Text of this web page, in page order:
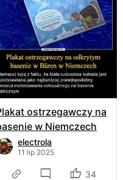
ostrzegawczy na
w Niemczech
electrola
11 lip 2025
34